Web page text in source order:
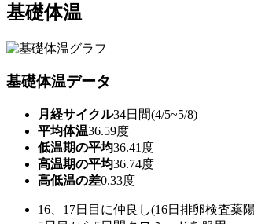
基礎体温
基礎体温データ
月経サイクル34日間(4/5~5/8)
平均体温36.59度
低温期の平均36.41度
高温期の平均36.74度
高低温の差0.33度
16、17日目に仲良し(16日排卵検査薬陽